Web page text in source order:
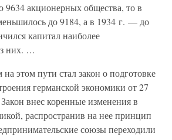
9634 акционерных общества, то в
до 9184, а в 1934 г. — до
капитал наиболее
них. …
этом пути стал закон о подготовке
германской экономики от 27
внес коренные изменения в
распространив на нее принцип
союзы переходили